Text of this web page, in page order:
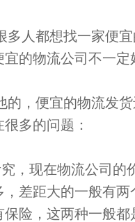
多人都想找一家便
的物流公司不一定
的，便宜的物流发
多的问题：
，现在物流公司的
差距大的一般有
险，这两种一般